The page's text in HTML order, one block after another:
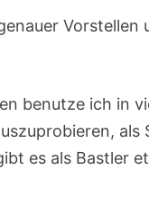
Vorstellen
benutze ich in
es als Bastler